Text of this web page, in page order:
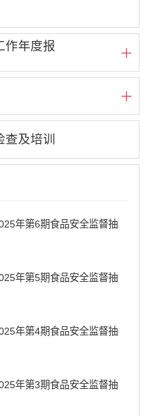
作年度报
查及培训
年第6期食品安全监督抽
年第5期食品安全监督抽
年第4期食品安全监督抽
年第3期食品安全监督抽